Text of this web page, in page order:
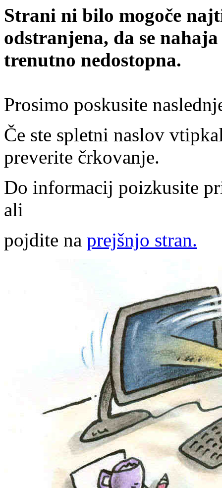
Strani ni bilo mogoče
odstranjena, da se
trenutno nedostopna.
Prosimo poskusite
Če ste spletni naslov
preverite črkovanje.
Do informacij poizkusite
ali
pojdite na prejšnjo stran.